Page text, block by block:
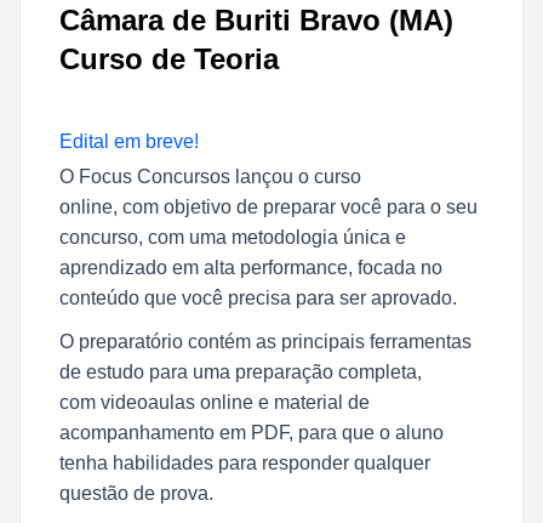
Câmara de Buriti Bravo (MA)
Curso de Teoria
Edital em breve!
O Focus Concursos lançou o curso
online, com objetivo de preparar você para o seu
concurso, com uma metodologia única e
aprendizado em alta performance, focada no
conteúdo que você precisa para ser aprovado.
O preparatório contém as principais ferramentas
de estudo para uma preparação completa,
com videoaulas online e material de
acompanhamento em PDF, para que o aluno
tenha habilidades para responder qualquer
questão de prova.